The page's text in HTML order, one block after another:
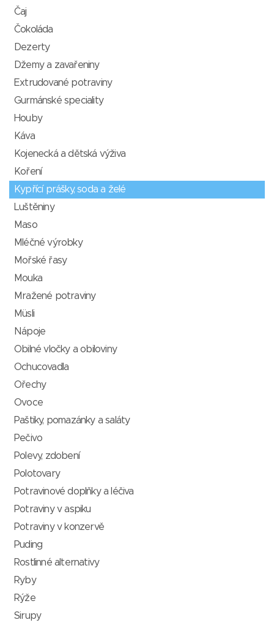
Čaj
Čokoláda
Dezerty
Džemy a zavařeniny
Extrudované potraviny
Gurmánské speciality
Houby
Káva
Kojenecká a dětská výživa
Koření
Kypřící prášky, soda a želé
Luštěniny
Maso
Mléčné výrobky
Mořské řasy
Mouka
Mražené potraviny
Müsli
Nápoje
Obilné vločky a obiloviny
Ochucovadla
Ořechy
Ovoce
Paštiky, pomazánky a saláty
Pečivo
Polevy, zdobení
Polotovary
Potravinové doplňky a léčiva
Potraviny v aspiku
Potraviny v konzervě
Puding
Rostlinné alternativy
Ryby
Rýže
Sirupy